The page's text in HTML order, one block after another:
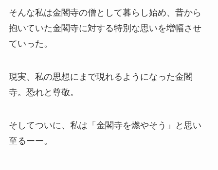
そんな私は金閣寺の僧として暮らし始め、昔から
抱いていた金閣寺に対する特別な思いを増幅させ
ていった。
現実、私の思想にまで現れるようになった金閣
寺。恐れと尊敬。
そしてついに、私は「金閣寺を燃やそう」と思い
至るーー。